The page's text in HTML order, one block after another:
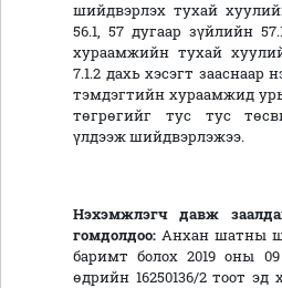
шийдвэрлэх тухай
56.1, 57 дугаар зүйлийн
хураамжийн тухай
7.1.2 дахь хэсэгт
тэмдэгтийн хураамжид
төгрөгийг тус тус
үлдээж шийдвэрлэжээ.
Нэхэмжлэгч давж
гомдолдоо: Анхан шатны
баримт болох 2019 оны
өдрийн 16250136/2 тоот эд